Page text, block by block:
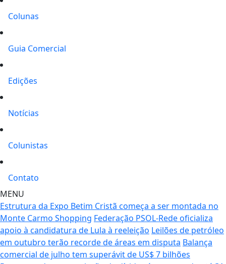
Colunas
Guia Comercial
Edições
Notícias
Colunistas
Contato
MENU
Estrutura da Expo Betim Cristã começa a ser montada no
Monte Carmo Shopping Federação PSOL-Rede oficializa
apoio à candidatura de Lula à reeleição Leilões de petróleo
em outubro terão recorde de áreas em disputa Balança
comercial de julho tem superávit de US$ 7 bilhões